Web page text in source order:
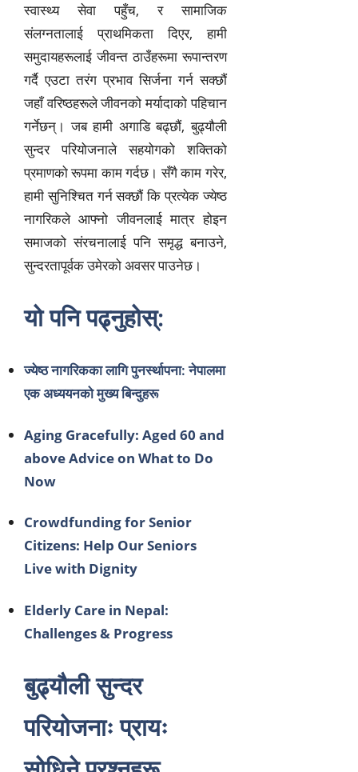
स्वास्थ्य सेवा पहुँच, र सामाजिक
संलग्नतालाई प्राथमिकता दिएर, हामी
समुदायहरूलाई जीवन्त ठाउँहरूमा रूपान्तरण
गर्दै एउटा तरंग प्रभाव सिर्जना गर्न सक्छौं
जहाँ वरिष्ठहरूले जीवनको मर्यादाको पहिचान
गर्नेछन्। जब हामी अगाडि बढ्छौं,बुढ्यौली
सुन्दरपरियोजनाले सहयोगको शक्तिको
प्रमाणको रूपमा काम गर्दछ। सँगै काम गरेर,
हामी सुनिश्चित गर्न सक्छौं कि प्रत्येक ज्येष्ठ
नागरिकले आफ्नो जीवनलाई मात्र होइन
समाजको संरचनालाई पनि समृद्ध बनाउने,
सुन्दरतापूर्वक उमेरको अवसर पाउनेछ।
यो पनि पढ्नुहोस्:
ज्येष्ठ नागरिकका लागि पुनर्स्थापना: नेपालमा
एक अध्ययनको मुख्य बिन्दुहरू
Aging Gracefully: Aged 60 and
above Advice on What to Do
Now
Crowdfunding for Senior
Citizens: Help Our Seniors
Live with Dignity
Elderly Care in Nepal:
Challenges & Progress
बुढ्यौली सुन्दर
परियोजनाः प्रायः